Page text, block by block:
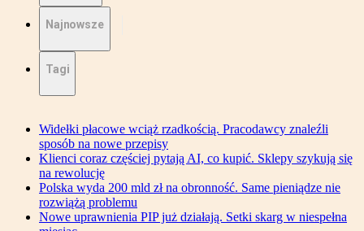
Najnowsze
Tagi
Widełki płacowe wciąż rzadkością. Pracodawcy znaleźli
sposób na nowe przepisy
Klienci coraz częściej pytają AI, co kupić. Sklepy szykują się
na rewolucję
Polska wyda 200 mld zł na obronność. Same pieniądze nie
rozwiążą problemu
Nowe uprawnienia PIP już działają. Setki skarg w niespełna